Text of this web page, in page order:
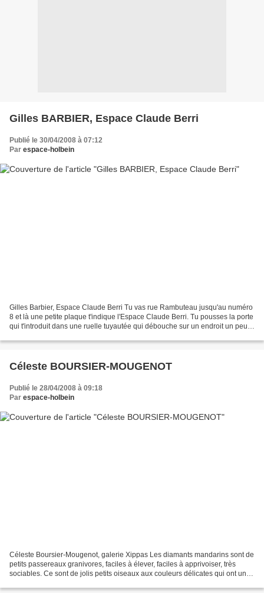
Gilles BARBIER, Espace Claude Berri
Publié le 30/04/2008 à 07:12
Par espace-holbein
Gilles Barbier, Espace Claude Berri Tu vas rue Rambuteau jusqu'au numéro
8 et là une petite plaque t'indique l'Espace Claude Berri. Tu pousses la porte
qui t'introduit dans une ruelle tuyautée qui débouche sur un endroit un peu
Céleste BOURSIER-MOUGENOT
Publié le 28/04/2008 à 09:18
Par espace-holbein
Céleste Boursier-Mougenot, galerie Xippas Les diamants mandarins sont de
petits passereaux granivores, faciles à élever, faciles à apprivoiser, très
sociables. Ce sont de jolis petits oiseaux aux couleurs délicates qui ont une